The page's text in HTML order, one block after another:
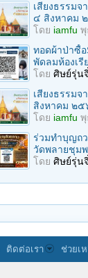
เสียงธรรม
๔ สิงหาคม
โดย iamfu พุ
ทอดผ้าป่าซื้อ
พัดลมห้องเรี
โดย ศิษย์รุ่น
เสียงธรรม
สิงหาคม ๒๕
โดย iamfu พุ
ร่วมทําบุญถ
วัดพลายชุม
โดย ศิษย์รุ่น
ติดต่อเรา ช่วยเ